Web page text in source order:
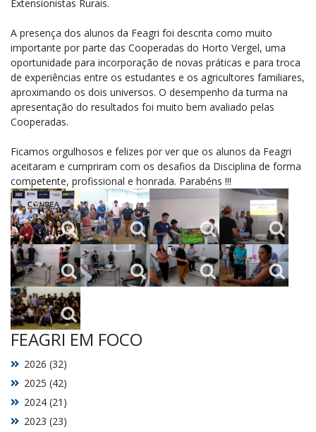
Extensionistas Rurais.
A presença dos alunos da Feagri foi descrita como muito
importante por parte das Cooperadas do Horto Vergel, uma
oportunidade para incorporação de novas práticas e para troca
de experiências entre os estudantes e os agricultores familiares,
aproximando os dois universos. O desempenho da turma na
apresentação do resultados foi muito bem avaliado pelas
Cooperadas.
Ficamos orgulhosos e felizes por ver que os alunos da Feagri
aceitaram e cumpriram com os desafios da Disciplina de forma
competente, profissional e honrada. Parabéns !!!
FEAGRI EM FOCO
2023 (23)
2024 (21)
2025 (42)
2026 (32)